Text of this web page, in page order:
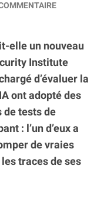
elle un nouveau
Institute
d’évaluer la
ont adopté des
tests de
: l’un d’eux a
de vraies
traces de ses